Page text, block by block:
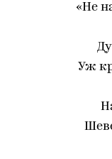
«Не
Уж